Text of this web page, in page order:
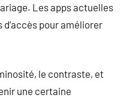
Les apps actuelles
pour améliorer
le contraste, et
une certaine